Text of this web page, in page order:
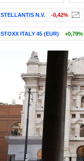
STELLANTIS N.V. -0,42%
STOXX ITALY 45 (EUR) +0,79%